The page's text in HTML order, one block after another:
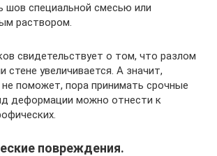
шов специальной смесью или
раствором.
свидетельствует о том, что разлом
стене увеличивается. А значит,
поможет, пора принимать срочные
деформации можно отнести к
повреждения.